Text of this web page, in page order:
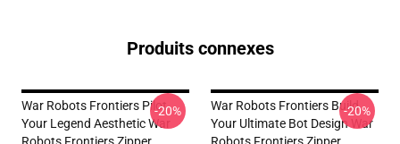
Produits connexes
War Robots Frontiers Pilot
Your Legend Aesthetic War
-20%
War Robots Frontiers Build
Your Ultimate Bot Design War
-20%